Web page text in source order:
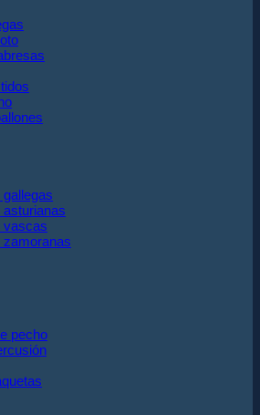
asturianas
vascas
zamoranas
pecho